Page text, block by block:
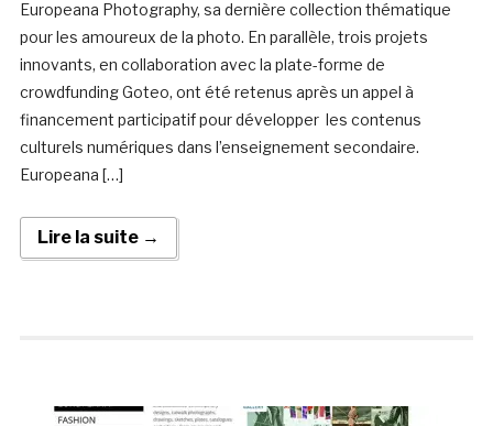
Europeana Photography, sa dernière collection thématique
pour les amoureux de la photo. En parallèle, trois projets
innovants, en collaboration avec la plate-forme de
crowdfunding Goteo, ont été retenus après un appel à
financement participatif pour développer les contenus
culturels numériques dans l’enseignement secondaire.
Europeana […]
Lire la suite →